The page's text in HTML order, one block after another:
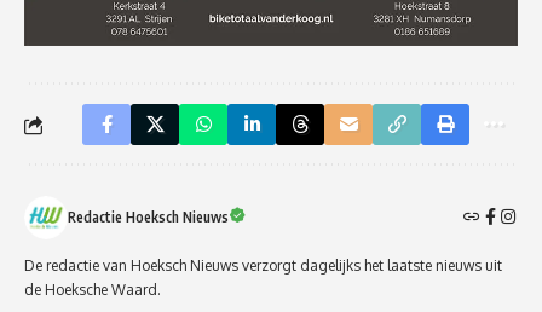
Redactie Hoeksch Nieuws
De redactie van Hoeksch Nieuws verzorgt dagelijks het laatste nieuws uit
de Hoeksche Waard.